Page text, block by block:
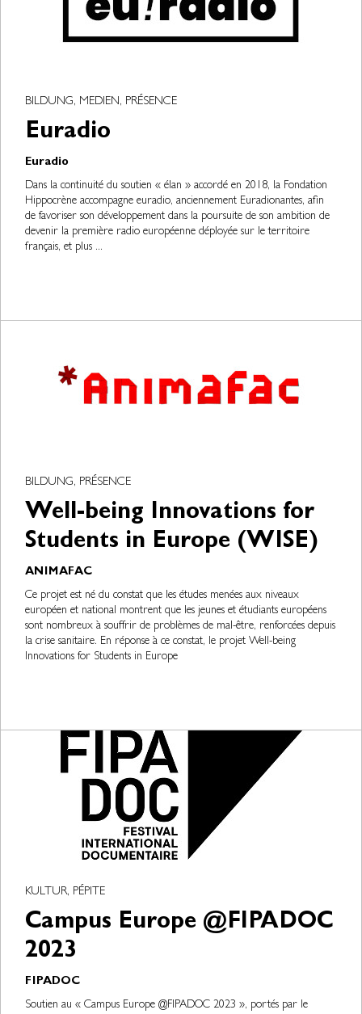
BILDUNG, MEDIEN, PRÉSENCE
Euradio
Euradio
Dans la continuité du soutien « élan » accordé en 2018, la Fondation
Hippocrène accompagne euradio, anciennement Euradionantes, afin
de favoriser son développement dans la poursuite de son ambition de
devenir la première radio européenne déployée sur le territoire
français, et plus ...
BILDUNG, PRÉSENCE
Well-being Innovations for
Students in Europe (WISE)
ANIMAFAC
Ce projet est né du constat que les études menées aux niveaux
européen et national montrent que les jeunes et étudiants européens
sont nombreux à souffrir de problèmes de mal-être, renforcées depuis
la crise sanitaire. En réponse à ce constat, le projet Well-being
Innovations for Students in Europe
KULTUR, PÉPITE
Campus Europe @FIPADOC
2023
FIPADOC
Soutien au « Campus Europe @FIPADOC 2023 », portés par le